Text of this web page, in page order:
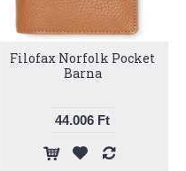
Filofax Norfolk Pocket
Barna
44.006 Ft